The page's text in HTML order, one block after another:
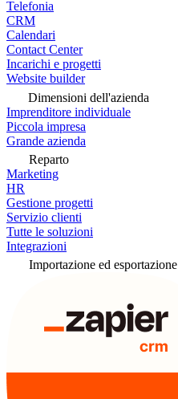
Telefonia
CRM
Calendari
Contact Center
Incarichi e progetti
Website builder
Dimensioni dell'azienda
Imprenditore individuale
Piccola impresa
Grande azienda
Reparto
Marketing
HR
Gestione progetti
Servizio clienti
Tutte le soluzioni
Integrazioni
Importazione ed esportazione